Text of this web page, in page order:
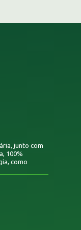
junto com
100%
como